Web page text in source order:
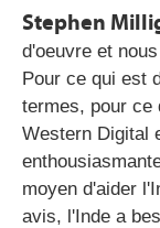
Stephen
d'oeuvre et
Pour ce qui est
termes, pour ce
Western Digital
moyen d'aider
avis, l'Inde a